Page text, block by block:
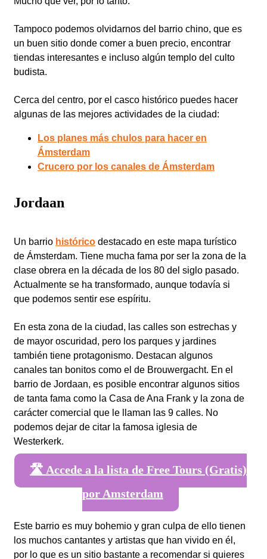
Tampoco podemos olvidarnos del barrio chino, que es
un buen sitio donde comer a buen precio, encontrar
tiendas interesantes e incluso algún templo del culto
budista.
Cerca del centro, por el casco histórico puedes hacer
algunas de las mejores actividades de la ciudad:
Los planes más chulos para hacer en
Ámsterdam
Crucero por los canales de Ámsterdam
Jordaan
Un barrio histórico destacado en este mapa turístico
de Ámsterdam. Tiene mucha fama por ser la zona de la
clase obrera en la década de los 80 del siglo pasado.
Actualmente se ha transformado, aunque todavía si
que podemos sentir ese espíritu.
En esta zona de la ciudad, las calles son estrechas y
de mayor oscuridad, pero los parques y jardines
también tiene protagonismo. Destacan algunos
canales tan bonitos como el de Brouwergacht. En el
barrio de Jordaan, es posible encontrar algunos sitios
de tanta fama como la Casa de Ana Frank y la zona de
carácter comercial que le llaman las 9 calles. No
podemos dejar de citar la famosa iglesia de
Westerkerk.
🛣️ Accede a la lista de Free Tours (Gratis)
por Amsterdam
Este barrio es muy bohemio y gran culpa de ello tienen
los muchos cantantes y artistas que han vivido en él,
por lo que es un sitio bastante a recomendar si quieres